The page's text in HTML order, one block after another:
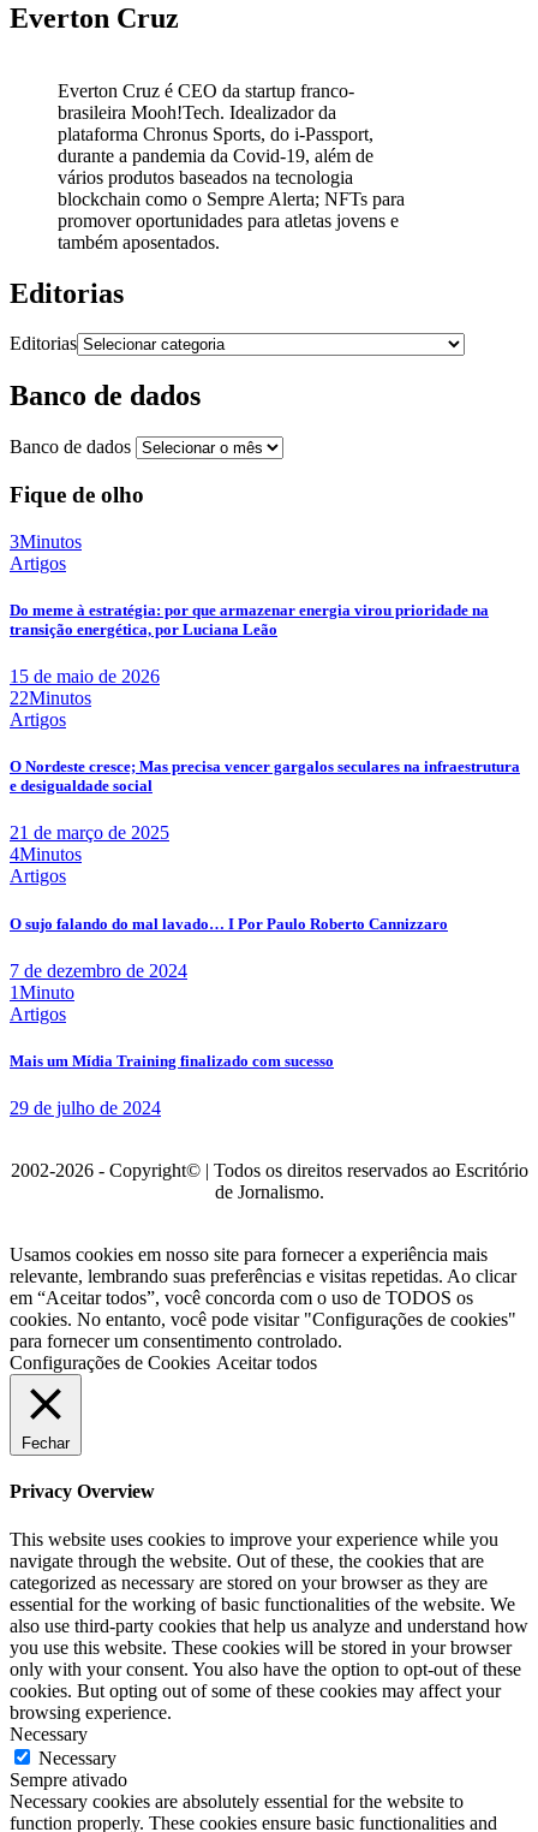
Everton Cruz
Everton Cruz é CEO da startup franco-
brasileira Mooh!Tech. Idealizador da
plataforma Chronus Sports, do i-Passport,
durante a pandemia da Covid-19, além de
vários produtos baseados na tecnologia
blockchain como o Sempre Alerta; NFTs para
promover oportunidades para atletas jovens e
também aposentados.
Editorias
Editorias
Banco de dados
Banco de dados
Fique de olho
3Minutos
Artigos
Do meme à estratégia: por que armazenar energia virou prioridade na
transição energética, por Luciana Leão
15 de maio de 2026
22Minutos
Artigos
O Nordeste cresce; Mas precisa vencer gargalos seculares na infraestrutura
e desigualdade social
21 de março de 2025
4Minutos
Artigos
O sujo falando do mal lavado… I Por Paulo Roberto Cannizzaro
7 de dezembro de 2024
1Minuto
Artigos
Mais um Mídia Training finalizado com sucesso
29 de julho de 2024
2002-2026 - Copyright© | Todos os direitos reservados ao Escritório
de Jornalismo.
Usamos cookies em nosso site para fornecer a experiência mais
relevante, lembrando suas preferências e visitas repetidas. Ao clicar
em “Aceitar todos”, você concorda com o uso de TODOS os
cookies. No entanto, você pode visitar "Configurações de cookies"
para fornecer um consentimento controlado.
Configurações de Cookies Aceitar todos
Fechar
Privacy Overview
This website uses cookies to improve your experience while you
navigate through the website. Out of these, the cookies that are
categorized as necessary are stored on your browser as they are
essential for the working of basic functionalities of the website. We
also use third-party cookies that help us analyze and understand how
you use this website. These cookies will be stored in your browser
only with your consent. You also have the option to opt-out of these
cookies. But opting out of some of these cookies may affect your
browsing experience.
Necessary
Necessary
Sempre ativado
Necessary cookies are absolutely essential for the website to
function properly. These cookies ensure basic functionalities and